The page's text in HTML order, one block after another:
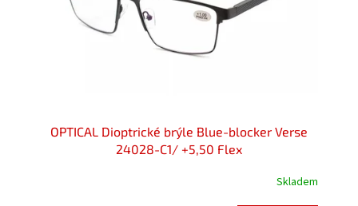
OPTICAL Dioptrické brýle Blue-blocker Verse
24028-C1/ +5,50 Flex
Skladem